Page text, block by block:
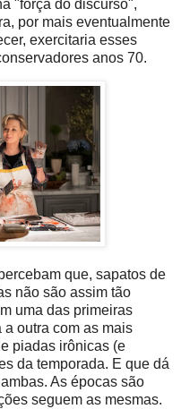
"força do discurso",
por mais eventualmente
exercitaria esses
anos 70.
que, sapatos de
não são assim tão
uma das primeiras
outra com as mais
piadas irônicas (e
da temporada. E que dá
As épocas são
seguem as mesmas.